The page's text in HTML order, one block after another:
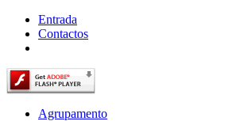
Entrada
Contactos
Agrupamento